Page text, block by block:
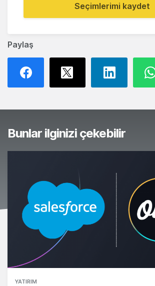
Paylaş
Seçimlerimi kaydet
Bunlar ilginizi çekebilir
YATIRIM